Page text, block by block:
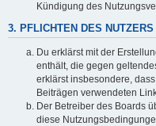
Kündigung des
3. PFLICHTEN DES NUTZERS
Du erklärst mit der
enthält, die gegen
erklärst insbesondere,
Beiträgen verwendeten
Der Betreiber des Boards
diese